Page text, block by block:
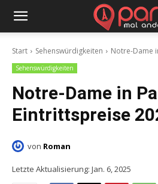
Start Sehenswürdigkeiten Notre-Dame
Sehenswürdigkeiten
Notre-Dame in
Eintrittspreise
von Roman
Letzte Aktualisierung: Jan. 6, 2025